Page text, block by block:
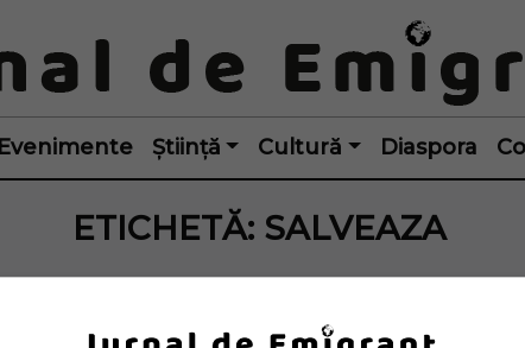
Evenimente Știință Cultură Diaspora
ETICHETĂ: SALVEAZA